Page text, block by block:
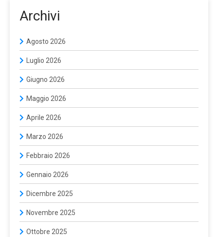
Archivi
Agosto 2026
Luglio 2026
Giugno 2026
Maggio 2026
Aprile 2026
Marzo 2026
Febbraio 2026
Gennaio 2026
Dicembre 2025
Novembre 2025
Ottobre 2025